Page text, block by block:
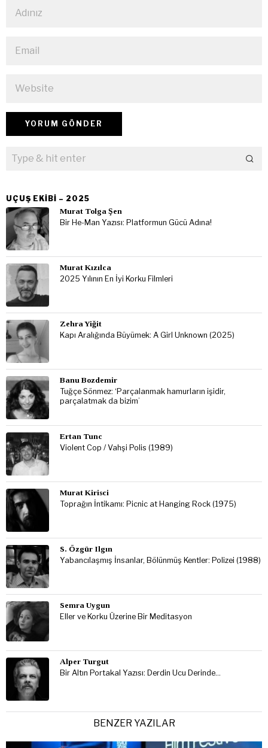
UÇUŞ EKIBI – 2025
Murat Tolga Şen
Bir He-Man Yazısı: Platformun Gücü Adına!
Murat Kızılca
2025 Yılının En İyi Korku Filmleri
Zehra Yiğit
Kapı Aralığında Büyümek: A Girl Unknown (2025)
Banu Bozdemir
Tuğçe Sönmez: ‘Parçalanmak hamurların işidir,
parçalatmak da bizim’
Ertan Tunc
Violent Cop / Vahşi Polis (1989)
Murat Kirisci
Toprağın İntikamı: Picnic at Hanging Rock (1975)
S. Özgür Ilgın
Yabancılaşmış İnsanlar, Bölünmüş Kentler: Polizei (1988)
Semra Uygun
Eller ve Korku Üzerine Bir Meditasyon
Alper Turgut
Bir Altın Portakal Yazısı: Derdin Ucu Derinde…
BENZER YAZILAR